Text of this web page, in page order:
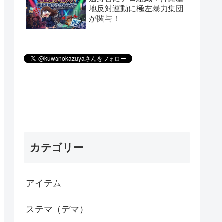
地反対運動に極左暴力集団
が関与！
カテゴリー
アイテム
ステマ（デマ）